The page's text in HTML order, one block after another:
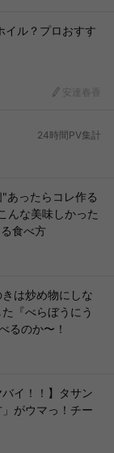
イル？プロおすす
安達春香
24時間PV集計
"あったらコレ作る
んな美味しかった
食べ方
きは炒め物にしな
『べらぼうにう
るのか〜！
バイ！！】タサン
がウマっ！チー